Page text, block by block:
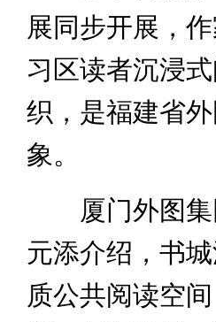
展同步开展，
习区读者沉浸
织，是福建省
象。
厦门外图集
元添介绍，书
质公共阅读空